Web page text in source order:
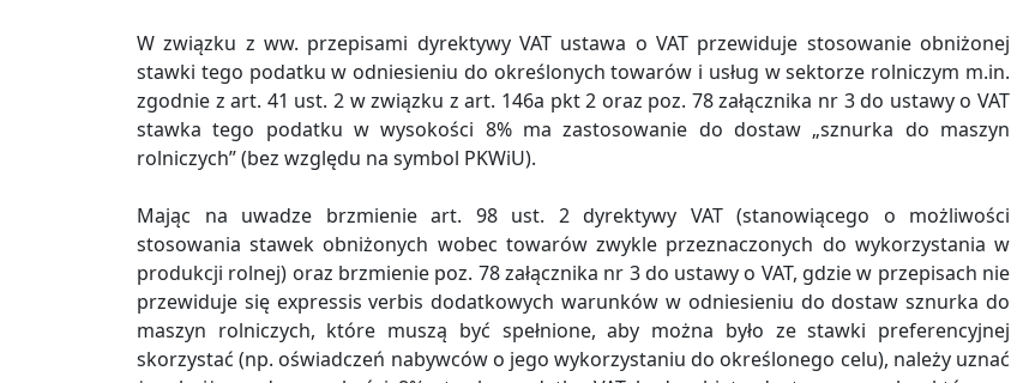
W związku z ww. przepisami dyrektywy VAT ustawa o VAT przewiduje stosowanie obniżonej
stawki tego podatku w odniesieniu do określonych towarów i usług w sektorze rolniczym m.in.
zgodnie z art. 41 ust. 2 w związku z art. 146a pkt 2 oraz poz. 78 załącznika nr 3 do ustawy o VAT
stawka tego podatku w wysokości 8% ma zastosowanie do dostaw „sznurka do maszyn
rolniczych” (bez względu na symbol PKWiU).
Mając na uwadze brzmienie art. 98 ust. 2 dyrektywy VAT (stanowiącego o możliwości
stosowania stawek obniżonych wobec towarów zwykle przeznaczonych do wykorzystania w
produkcji rolnej) oraz brzmienie poz. 78 załącznika nr 3 do ustawy o VAT, gdzie w przepisach nie
przewiduje się expressis verbis dodatkowych warunków w odniesieniu do dostaw sznurka do
maszyn rolniczych, które muszą być spełnione, aby można było ze stawki preferencyjnej
skorzystać (np. oświadczeń nabywców o jego wykorzystaniu do określonego celu), należy uznać